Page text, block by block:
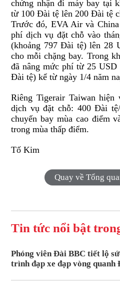
chứng nhận đi máy bay tại
từ 100 Đài tệ lên 200 Đài tệ
Trước đó, EVA Air và
phí dịch vụ đặt chỗ vào
(khoảng 797 Đài tệ) lên 28
cho mỗi chặng bay. Trong
đã nâng mức phí từ 25
Đài tệ) kể từ ngày 1/4 năm
Riêng Tigerair Taiwan
dịch vụ đặt chỗ: 400 Đài
chuyến bay mùa cao điểm
trong mùa thấp điểm.
Tố Kim
Quay về Tổng
Tin tức nổi bật
Phóng viên Đài BBC tiết lộ
trình đạp xe đạp vòng quanh